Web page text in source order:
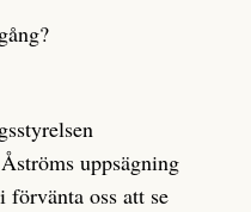
uppsägning
oss att se